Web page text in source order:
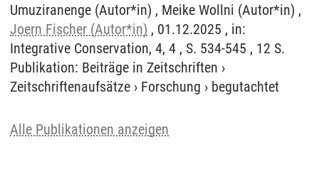
Umuziranenge (Autor*in) , Meike Wollni (Autor*in) ,
Joern Fischer (Autor*in) , 01.12.2025 , in:
Integrative Conservation, 4, 4 , S. 534-545 , 12 S.
Publikation: Beiträge in Zeitschriften ›
Zeitschriftenaufsätze › Forschung › begutachtet
Alle Publikationen anzeigen